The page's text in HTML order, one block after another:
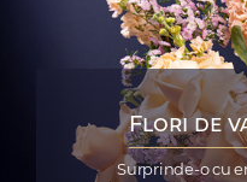
Flori de
Surprinde-o cu